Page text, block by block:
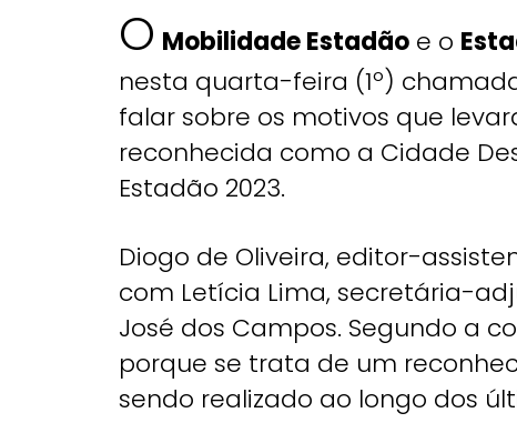
O Mobilidade Estadão e o
nesta quarta-feira (1º)
falar sobre os motivos que
reconhecida como a Cidade
Estadão 2023.
Diogo de Oliveira, editor-
com Letícia Lima, secretária-
José dos Campos. Segundo a
porque se trata de um
sendo realizado ao longo dos